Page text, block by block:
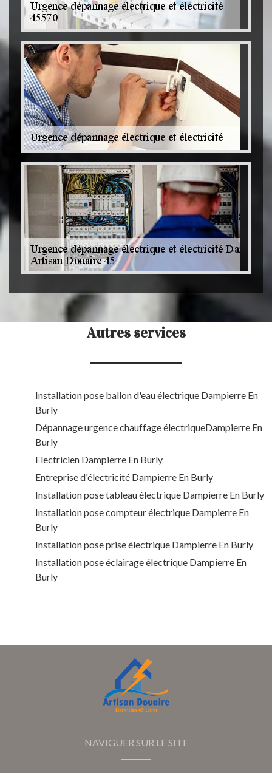
Autres services
Installation pose ballon d'eau électrique Dampierre En
Burly
Dépannage urgence chauffage électriqueDampierre En
Burly
Electricien Dampierre En Burly
Entreprise d'électricité Dampierre En Burly
Installation pose tableau électrique Dampierre En Burly
Installation pose compteur électrique Dampierre En
Burly
Installation pose prise électrique Dampierre En Burly
Installation pose éclairage électrique Dampierre En
Burly
NAVIGUER SUR LE SITE